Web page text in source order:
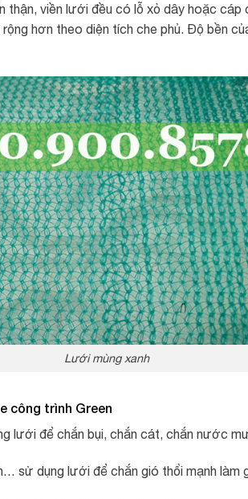
thận, viền lưới đều có lỗ xỏ dây hoặc cáp
hơn theo diện tích che phủ. Độ bền
Lưới mùng xanh
công trình Green
lưới để chắn bụi, chắn cát, chắn nước
sử dụng lưới để chắn gió thổi mạnh làm